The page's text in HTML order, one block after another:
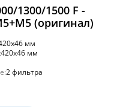
1300/1500 F -
(оригинал)
мм
мм
2 фильтра